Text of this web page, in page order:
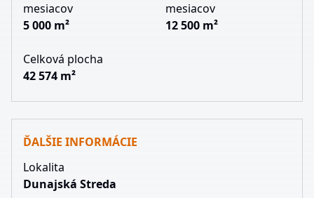
mesiacov
5 000 m²
mesiacov
12 500 m²
Celková plocha
42 574 m²
ĎALŠIE INFORMÁCIE
Lokalita
Dunajská Streda